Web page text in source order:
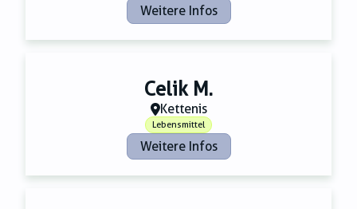
Weitere Infos
Celik M.
Kettenis
Lebensmittel
Weitere Infos